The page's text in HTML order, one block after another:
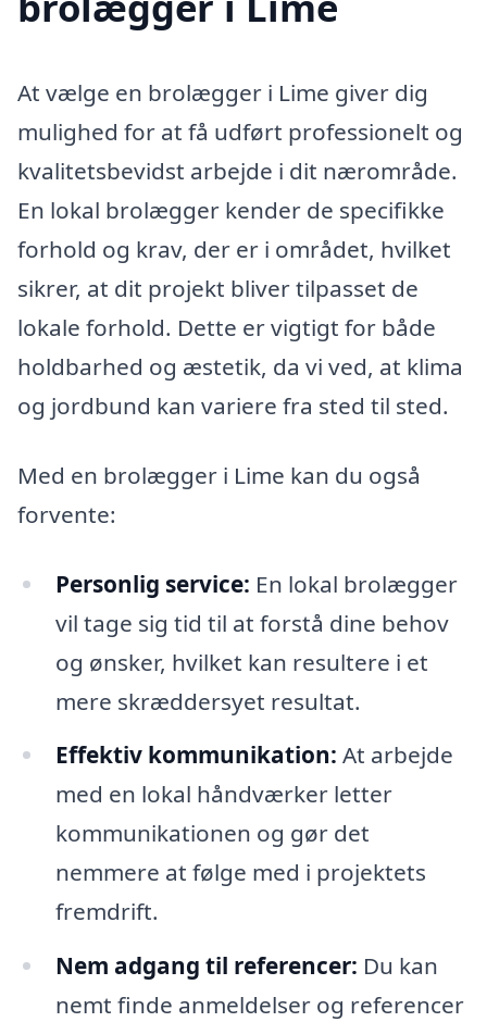
At vælge en brolægger i Lime giver dig
mulighed for at få udført professionelt og
kvalitetsbevidst arbejde i dit nærområde.
En lokal brolægger kender de specifikke
forhold og krav, der er i området, hvilket
sikrer, at dit projekt bliver tilpasset de
lokale forhold. Dette er vigtigt for både
holdbarhed og æstetik, da vi ved, at klima
og jordbund kan variere fra sted til sted.
Med en brolægger i Lime kan du også
forvente:
Personlig service: En lokal brolægger
vil tage sig tid til at forstå dine behov
og ønsker, hvilket kan resultere i et
mere skræddersyet resultat.
Effektiv kommunikation: At arbejde
med en lokal håndværker letter
kommunikationen og gør det
nemmere at følge med i projektets
fremdrift.
Nem adgang til referencer: Du kan
nemt finde anmeldelser og referencer